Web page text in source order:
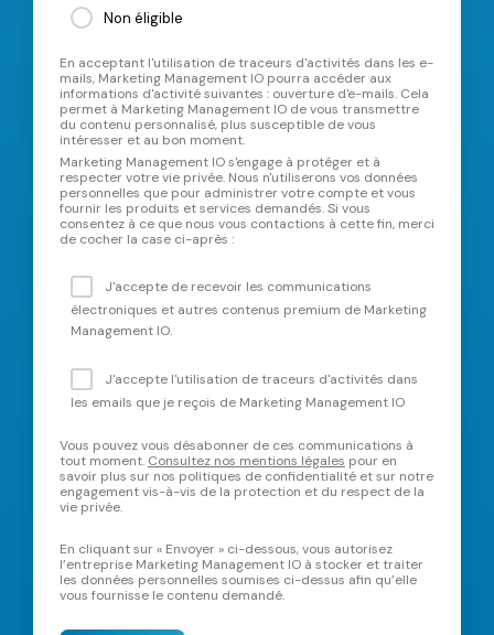
Non éligible
En acceptant l'utilisation de traceurs d'activités dans les e-
mails, Marketing Management IO pourra accéder aux
informations d'activité suivantes : ouverture d'e-mails. Cela
permet à Marketing Management IO de vous transmettre
du contenu personnalisé, plus susceptible de vous
intéresser et au bon moment.
Marketing Management IO s'engage à protéger et à
respecter votre vie privée. Nous n'utiliserons vos données
personnelles que pour administrer votre compte et vous
fournir les produits et services demandés. Si vous
consentez à ce que nous vous contactions à cette fin, merci
de cocher la case ci-après :
J'accepte de recevoir les communications
électroniques et autres contenus premium de Marketing
Management IO.
J'accepte l'utilisation de traceurs d'activités dans
les emails que je reçois de Marketing Management IO
Vous pouvez vous désabonner de ces communications à
tout moment. Consultez nos mentions légales pour en
savoir plus sur nos politiques de confidentialité et sur notre
engagement vis-à-vis de la protection et du respect de la
vie privée.
En cliquant sur « Envoyer » ci-dessous, vous autorisez
l’entreprise Marketing Management IO à stocker et traiter
les données personnelles soumises ci-dessus afin qu’elle
vous fournisse le contenu demandé.